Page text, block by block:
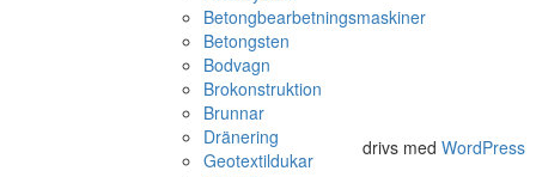
Betongbearbetningsmaskiner
Betongsten
Bodvagn
Brokonstruktion
Brunnar
Dränering
Geotextildukar
drivs med WordPress